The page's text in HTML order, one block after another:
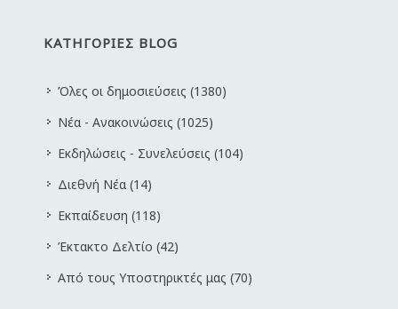
ΚΑΤΗΓΟΡΙΕΣ BLOG
Όλες οι δημοσιεύσεις (1380)
Νέα - Ανακοινώσεις (1025)
Εκδηλώσεις - Συνελεύσεις (104)
Διεθνή Νέα (14)
Εκπαίδευση (118)
Έκτακτο Δελτίο (42)
Από τους Υποστηρικτές μας (70)